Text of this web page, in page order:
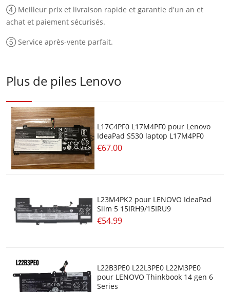
④ Meilleur prix et livraison rapide et garantie d'un an et
achat et paiement sécurisés.
⑤ Service après-vente parfait.
Plus de piles Lenovo
L17C4PF0 L17M4PF0 pour Lenovo
IdeaPad S530 laptop L17M4PF0
€67.00
L23M4PK2 pour LENOVO IdeaPad
Slim 5 15IRH9/15IRU9
€54.99
L22B3PE0 L22L3PE0 L22M3PE0
pour LENOVO Thinkbook 14 gen 6
Series